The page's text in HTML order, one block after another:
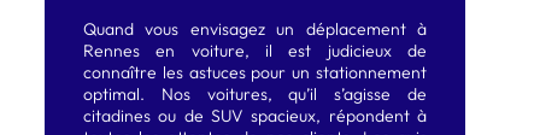
Quand vous envisagez un déplacement à
Rennes en voiture, il est judicieux de
connaître les astuces pour un stationnement
optimal. Nos voitures, qu’il s’agisse de
citadines ou de SUV spacieux, répondent à